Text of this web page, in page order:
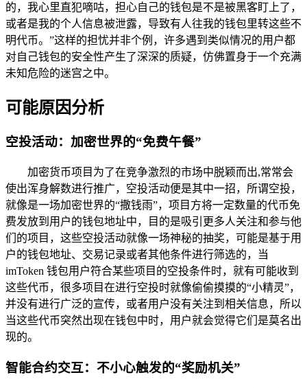
的，我心里直犯嘀咕，担心自己的钱包是不是被黑客盯上了，
或者是我的个人信息被泄露，导致有人往我的钱包里转这些不
明代币。”这样的担忧并非个例，许多遇到类似情况的用户都
对自己钱包的安全性产生了深深的质疑，仿佛置身于一个充满
未知危险的迷宫之中。
可能原因分析
空投活动：加密世界的“免费午餐”
加密货币项目为了在竞争激烈的市场中脱颖而出,常常会
使出浑身解数进行推广，空投活动便是其中一招，所谓空投，
就像是一场加密世界的“撒钱雨”，项目方将一定数量的代币免
费发放到用户的钱包地址中，目的是吸引更多人关注和参与他
们的项目，这些空投活动就像一场神秘的抽奖，可能是基于用
户的钱包地址、交易记录或者其他条件进行筛选的，当
imToken 钱包用户符合某些项目的空投条件时，就有可能收到
这些代币，很多项目在进行空投时就像偷偷摸摸的“小精灵”，
并没有进行广泛的宣传，或者用户没有关注到相关信息，所以
当这些代币突然出现在钱包中时，用户就会觉得它们是莫名出
现的。
智能合约交互：不小心触发的“奖励机关”